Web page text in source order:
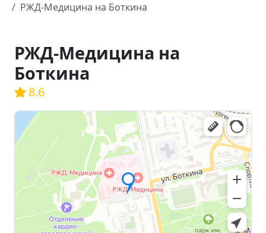
РЖД-Медицина на Боткина
РЖД-Медицина на
Боткина
8.6